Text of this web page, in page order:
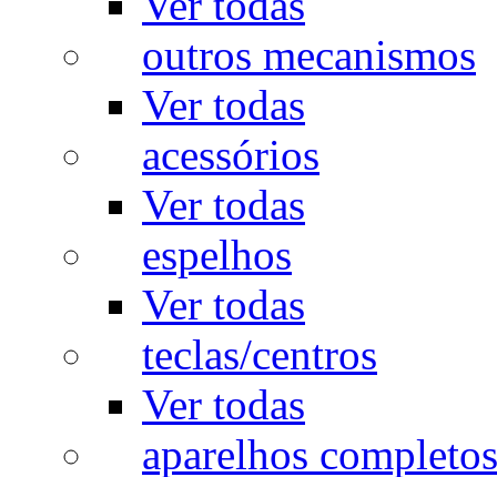
outros mecanismos
Ver todas
acessórios
Ver todas
espelhos
Ver todas
teclas/centros
Ver todas
aparelhos completos